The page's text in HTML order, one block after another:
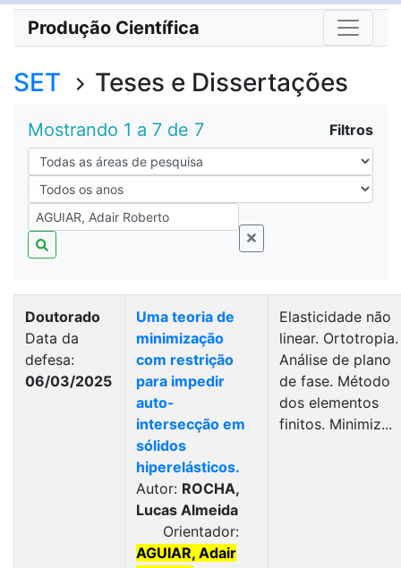
Produção Científica
SET Teses e Dissertações
Mostrando 1 a 7 de 7 Filtros
Doutorado
Data da
defesa:
06/03/2025
Uma teoria de
minimização
com restrição
para impedir
auto-
intersecção em
sólidos
hiperelásticos.
Autor: ROCHA,
Lucas Almeida
Orientador:
AGUIAR, Adair
Elasticidade não
linear. Ortotropia.
Análise de plano
de fase. Método
dos elementos
finitos. Minimiz...